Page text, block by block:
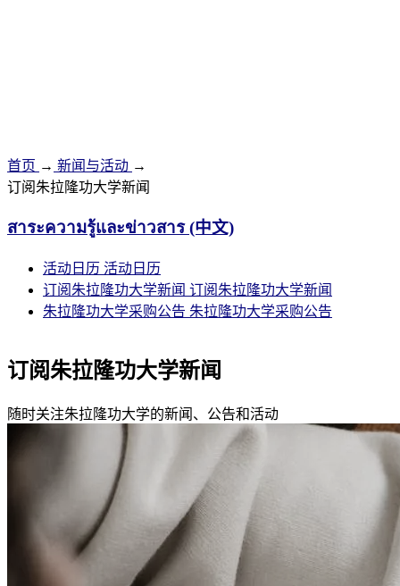
首页 → 新闻与活动 →
订阅朱拉隆功大学新闻
สาระความรู้และข่าวสาร (中文)
活动日历 活动日历
订阅朱拉隆功大学新闻 订阅朱拉隆功大学新闻
朱拉隆功大学采购公告 朱拉隆功大学采购公告
订阅朱拉隆功大学新闻
随时关注朱拉隆功大学的新闻、公告和活动